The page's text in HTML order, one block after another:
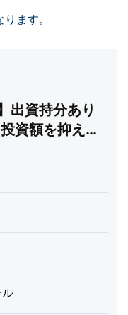
ます。
出資持分あり
資額を抑えた